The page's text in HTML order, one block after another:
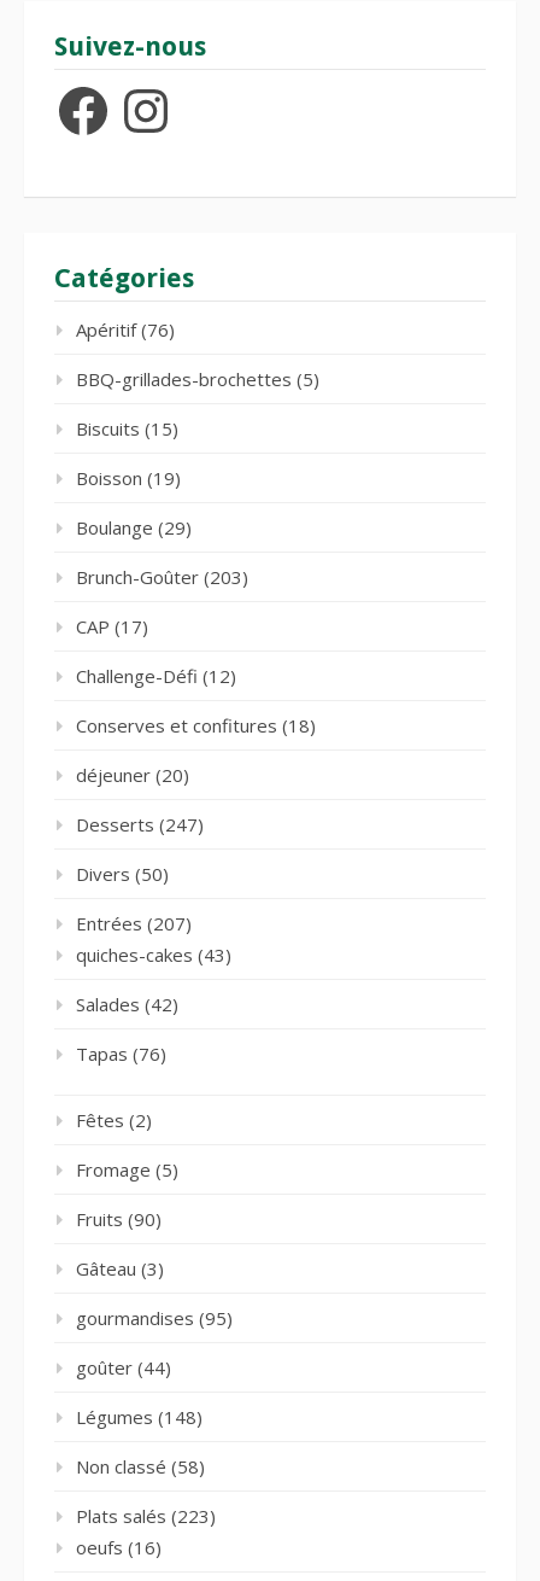
Suivez-nous
FacebookInstagram
Catégories
Apéritif(76)
BBQ-grillades-brochettes (5)
Biscuits (15)
Boisson (19)
Boulange (29)
Brunch-Goûter (203)
CAP (17)
Challenge-Défi (12)
Conserves et confitures (18)
déjeuner (20)
Desserts (247)
Divers (50)
Entrées (207)
quiches-cakes (43)
Salades (42)
Tapas (76)
Fêtes (2)
Fromage (5)
Fruits (90)
Gâteau (3)
gourmandises (95)
goûter (44)
Légumes (148)
Non classé (58)
Plats salés (223)
oeufs (16)